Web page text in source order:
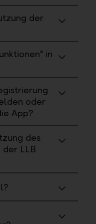
der
in
oder
App?
des
der LLB